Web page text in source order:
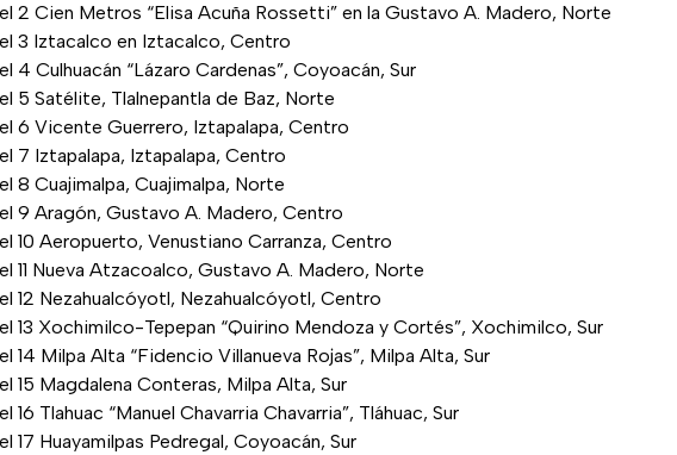
2 Cien Metros “Elisa Acuña Rossetti” en la Gustavo A. Madero, Norte
3 Iztacalco en Iztacalco, Centro
4 Culhuacán “Lázaro Cardenas”, Coyoacán, Sur
5 Satélite, Tlalnepantla de Baz, Norte
6 Vicente Guerrero, Iztapalapa, Centro
7 Iztapalapa, Iztapalapa, Centro
8 Cuajimalpa, Cuajimalpa, Norte
9 Aragón, Gustavo A. Madero, Centro
10 Aeropuerto, Venustiano Carranza, Centro
11 Nueva Atzacoalco, Gustavo A. Madero, Norte
12 Nezahualcóyotl, Nezahualcóyotl, Centro
13 Xochimilco-Tepepan “Quirino Mendoza y Cortés”, Xochimilco, Sur
14 Milpa Alta “Fidencio Villanueva Rojas”, Milpa Alta, Sur
15 Magdalena Conteras, Milpa Alta, Sur
16 Tlahuac “Manuel Chavarria Chavarria”, Tláhuac, Sur
17 Huayamilpas Pedregal, Coyoacán, Sur